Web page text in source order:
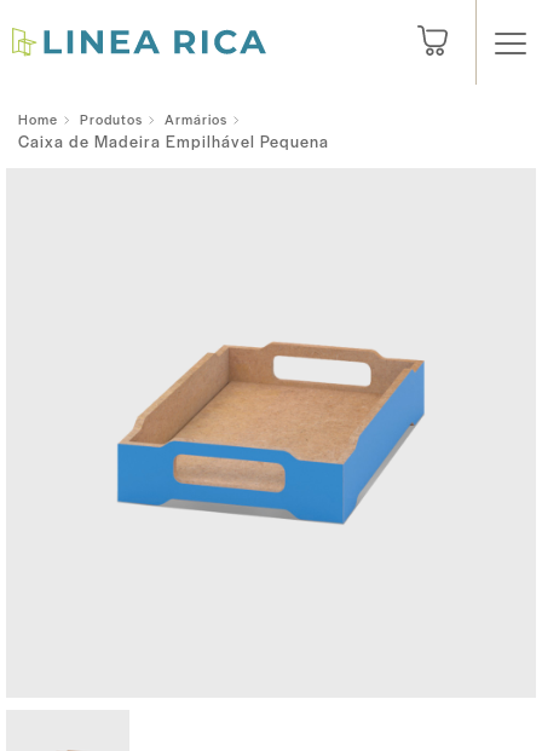
Home Produtos Armários
Caixa de Madeira Empilhável Pequena